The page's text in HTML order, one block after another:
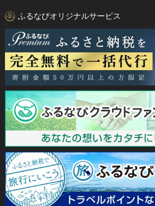
ふるなびオリジナルサービス